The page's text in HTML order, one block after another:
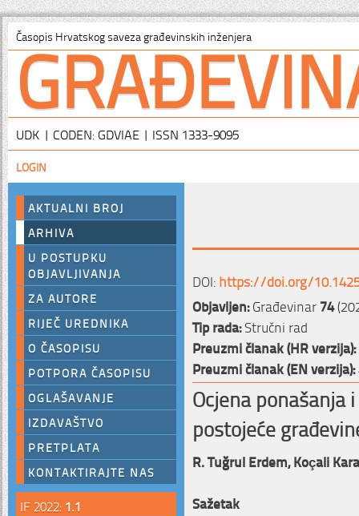
Časopis Hrvatskog saveza građevinskih inženjera
UDK | CODEN: GDVIAE | ISSN 1333-9095
LOGIN
AKTUALNI BROJ
ARHIVA
U POSTUPKU
OBJAVLJIVANJA
ZA AUTORE
RIJEČ UREDNIKA
O ČASOPISU
POTPORA ČASOPISU
OGLAŠAVANJE
IZDAVAŠTVO
PRETPLATA
KONTAKTIRAJTE NAS
IF 2022: 1.1
DOI:https://doi.org/
Objavljen:Građevinar74
Tip rada:Stručni rad
Preuzmi članak (HR verzija):
Preuzmi članak (EN verzija):
Ocjena ponašanja
postojeće
R. Tuğrul Erdem,Koçali
Sažetak